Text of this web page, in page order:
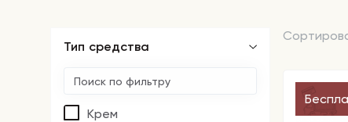
Тип средства
Крем